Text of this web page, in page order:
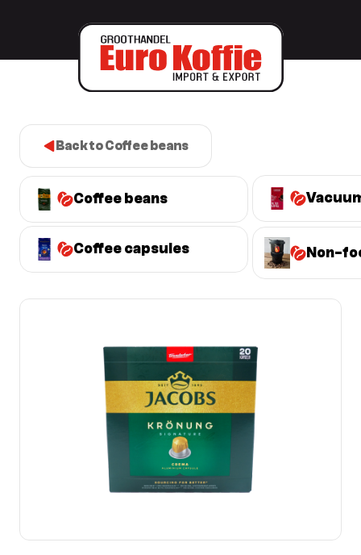
Back to Coffee beans
Coffee beans
Coffee capsules Non-